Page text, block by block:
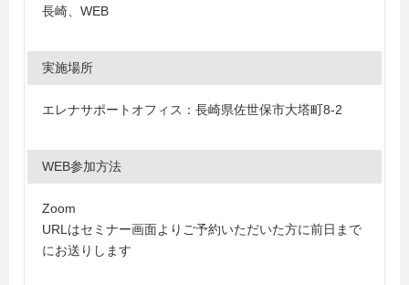
長崎 WEB
実施場所
エレナサポートオフィス：長崎県佐世保市大塔町8-2
WEB参加方法
Zoom
URLはセミナー画面よりご予約いただいた方に前日まで
にお送りします